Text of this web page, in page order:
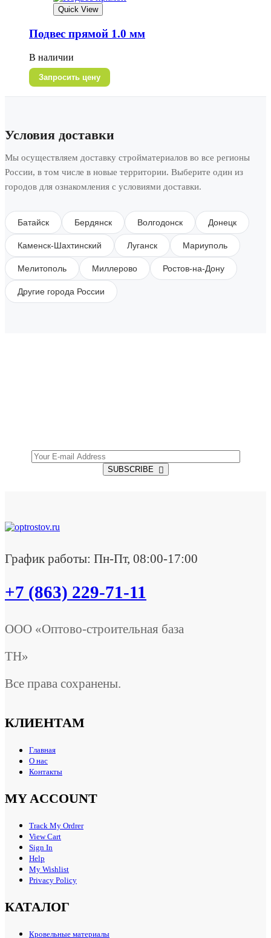
Quick View
Подвес прямой 1.0 мм
В наличии
Запросить цену
Условия доставки
Мы осуществляем доставку стройматериалов во все регионы
России, в том числе в новые территории. Выберите один из
городов для ознакомления с условиями доставки.
Батайск Бердянск Волгодонск Донецк
Каменск-Шахтинский Луганск Мариуполь
Мелитополь Миллерово Ростов-на-Дону
Другие города России
SUBSCRIBE
График работы: Пн-Пт, 08:00-17:00
+7 (863) 229-71-11
ООО «Оптово-строительная база
ТН»
Все права сохранены.
КЛИЕНТАМ
Главная
О нас
Контакты
MY ACCOUNT
Track My Ordrer
View Cart
Sign In
Help
My Wishlist
Privacy Policy
КАТАЛОГ
Кровельные материалы